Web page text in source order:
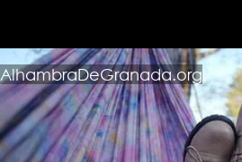
AlhambraDeGranada.org